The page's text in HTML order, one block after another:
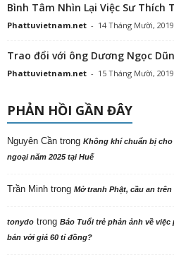
Bình Tâm Nhìn Lại Việc Sư Thích
Phattuvietnam.net - 14 Tháng Mười, 2019
Trao đổi với ông Dương Ngọc
Phattuvietnam.net - 15 Tháng Mười, 2019
PHẢN HỒI GẦN ĐÂY
Nguyên Cần trong Không khí chuẩn bị cho
ngoại năm 2025 tại Huế
Trần Minh trong Mở tranh Phật, cầu an
tonydo trong Báo Tuổi trẻ phản ảnh về
bán với giá 60 tỉ đồng?